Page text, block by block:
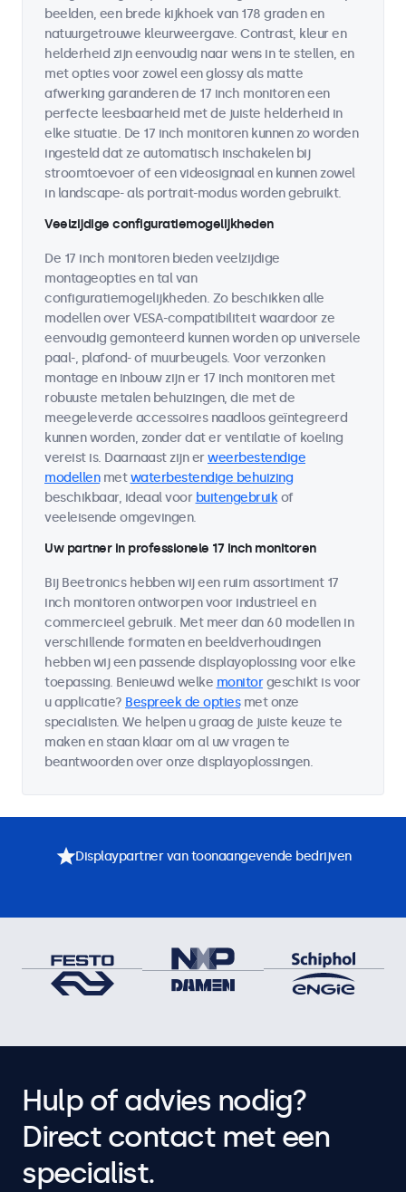
beelden, een brede kijkhoek van 178 graden en
natuurgetrouwe kleurweergave. Contrast, kleur en
helderheid zijn eenvoudig naar wens in te stellen, en
met opties voor zowel een glossy als matte
afwerking garanderen de 17 inch monitoren een
perfecte leesbaarheid met de juiste helderheid in
elke situatie. De 17 inch monitoren kunnen zo worden
ingesteld dat ze automatisch inschakelen bij
stroomtoevoer of een videosignaal en kunnen zowel
in landscape- als portrait-modus worden gebruikt.
Veelzijdige configuratiemogelijkheden
De 17 inch monitoren bieden veelzijdige
montageopties en tal van
configuratiemogelijkheden. Zo beschikken alle
modellen over VESA-compatibiliteit waardoor ze
eenvoudig gemonteerd kunnen worden op universele
paal-, plafond- of muurbeugels. Voor verzonken
montage en inbouw zijn er 17 inch monitoren met
robuuste metalen behuizingen, die met de
meegeleverde accessoires naadloos geïntegreerd
kunnen worden, zonder dat er ventilatie of koeling
vereist is. Daarnaast zijn erweerbestendige
modellenmetwaterbestendige behuizing
beschikbaar, ideaal voor buitengebruikof
veeleisende omgevingen.
Uw partner in professionele 17 inch monitoren
Bij Beetronics hebben wij een ruim assortiment 17
inch monitoren ontworpen voor industrieel en
commercieel gebruik. Met meer dan 60 modellen in
verschillende formaten en beeldverhoudingen
hebben wij een passende displayoplossing voor elke
toepassing. Benieuwd welke monitorgeschikt is voor
u applicatie? Bespreek de optiesmet onze
specialisten. We helpen u graag de juiste keuze te
maken en staan klaar om al uw vragen te
beantwoorden over onze displayoplossingen.
Displaypartner van toonaangevende bedrijven
Hulp of advies nodig?
Direct contact met een
specialist.